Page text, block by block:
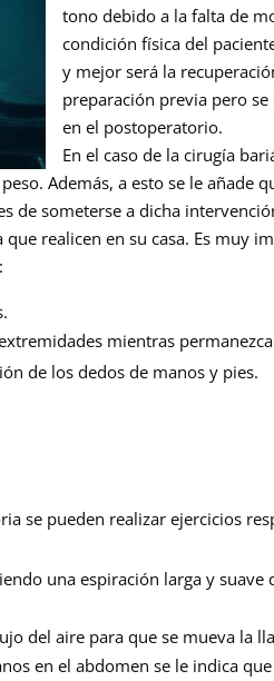
tono debido a la falta de
condición física del
y mejor será la
preparación previa pero
en el postoperatorio.
En el caso de la cirugía
Además, a esto se le añade
de someterse a dicha
realicen en su casa. Es muy
mientras
de los dedos de manos y pies.
se pueden realizar ejercicios
una espiración larga y
del aire para que se mueva la
en el abdomen se le indica